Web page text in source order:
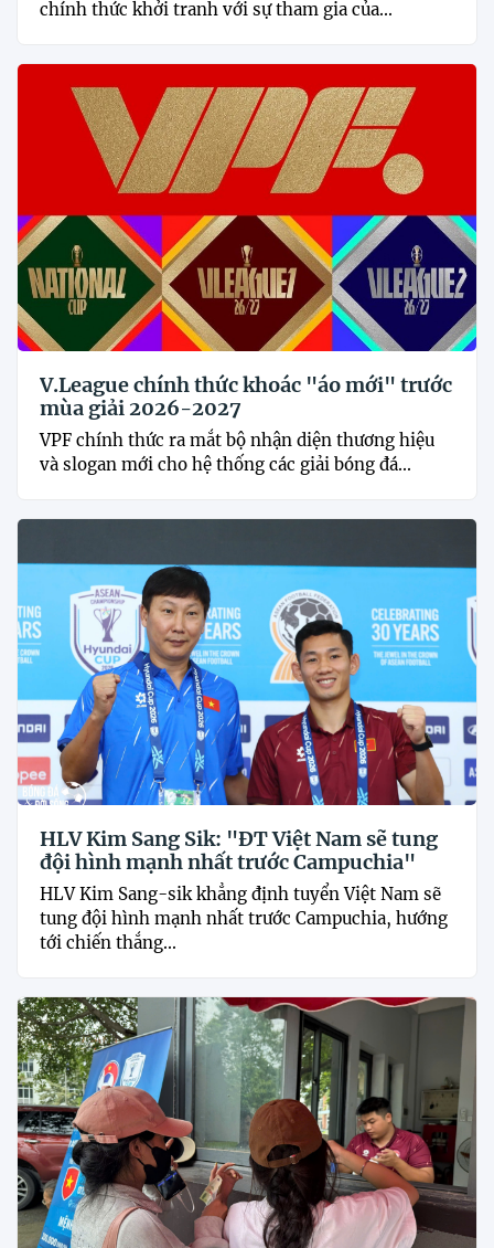
chính thức khởi tranh với sự tham gia của...
V.League chính thức khoác "áo mới" trước
mùa giải 2026-2027
VPF chính thức ra mắt bộ nhận diện thương hiệu
và slogan mới cho hệ thống các giải bóng đá...
HLV Kim Sang Sik: "ĐT Việt Nam sẽ tung
đội hình mạnh nhất trước Campuchia"
HLV Kim Sang-sik khẳng định tuyển Việt Nam sẽ
tung đội hình mạnh nhất trước Campuchia, hướng
tới chiến thắng...